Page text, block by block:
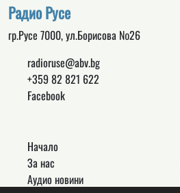
Радио Русе
гр.Русе 7000, ул.Борисова №26
radioruse@abv.bg
+359 82 821 622
Facebook
Начало
За нас
Аудио новини